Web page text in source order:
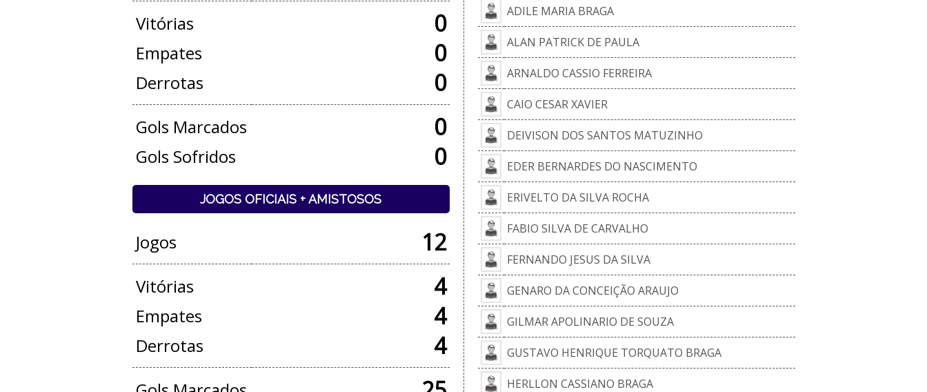
Vitórias 0
Empates 0
Derrotas 0
Gols Marcados 0
Gols Sofridos 0
JOGOS OFICIAIS + AMISTOSOS
Jogos 12
Vitórias 4
Empates 4
Derrotas 4
ADILE MARIA BRAGA
ALAN PATRICK DE PAULA
ARNALDO CASSIO FERREIRA
CAIO CESAR XAVIER
DEIVISON DOS SANTOS MATUZINHO
EDER BERNARDES DO NASCIMENTO
ERIVELTO DA SILVA ROCHA
FABIO SILVA DE CARVALHO
FERNANDO JESUS DA SILVA
GENARO DA CONCEIÇÃO ARAUJO
GILMAR APOLINARIO DE SOUZA
GUSTAVO HENRIQUE TORQUATO BRAGA
HERLLON CASSIANO BRAGA